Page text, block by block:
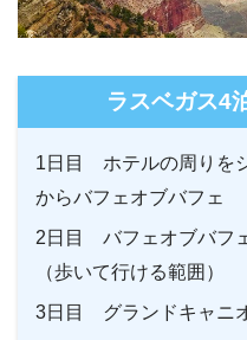
ラスベガス4
1日目 ホテルの周りを
からバフェオブバフェ
2日目 バフェオブバフ
（歩いて行ける範囲）
3日目 グランドキャニ